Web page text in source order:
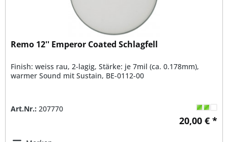
Remo 12'' Emperor Coated Schlagfell
Finish: weiss rau, 2-lagig, Stärke: je 7mil (ca. 0.178mm),
warmer Sound mit Sustain, BE-0112-00
Art.Nr.: 207770
20,00 € *